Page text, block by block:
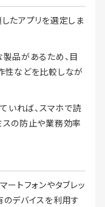
たアプリを選定しま
品があるため、目
性などを比較しなが
いれば、スマホで読
スの防止や業務効率
ートフォンやタブレッ
デバイスを利用す